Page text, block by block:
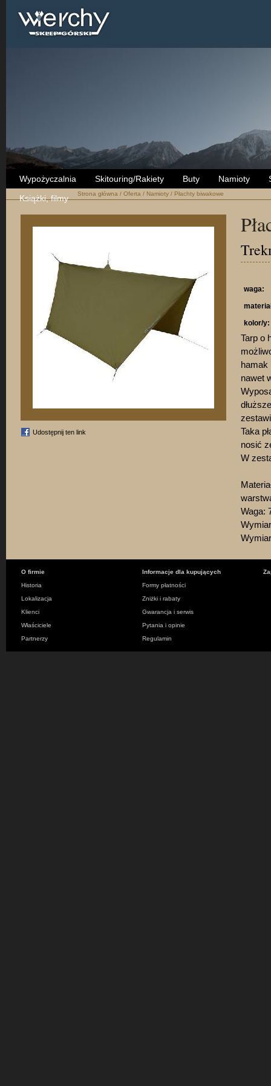
Wypożyczalnia Skitouring/Rakiety Buty Namioty
Książki, filmy
Strona główna / Oferta / Namioty / Płachty biwakowe
Udostępnij ten link
waga:
kolor/y:
Tarp o
hamak
nawet
Taka
nosić
W
Waga:
O firmie
Historia
Lokalizacja
Klienci
Właściciele
Partnerzy
Informacje dla kupujących
Formy płatności
Zniżki i rabaty
Gwarancja i serwis
Pytania i opinie
Regulamin